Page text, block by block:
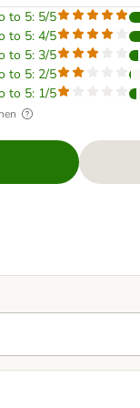
to 5: 5/5
to 5: 4/5
to 5: 3/5
to 5: 2/5
to 5: 1/5